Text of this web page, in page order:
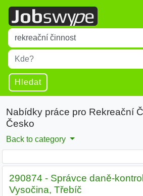
Title
Type 1 or more characters for results.
Místo
Type 1 or more characters for results.
Hledat
Nabídky práce pro Rekreační
Česko
Back to category
290874 - Správce daně-
Vysočina, Třebíč